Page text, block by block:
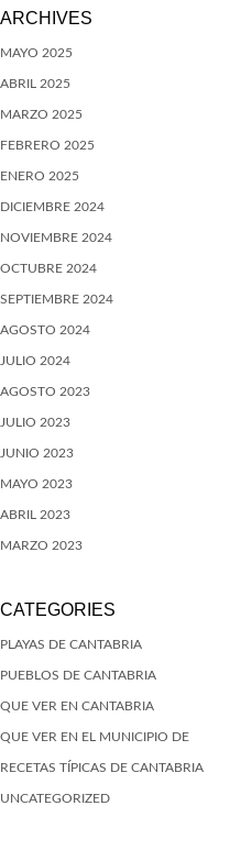
ARCHIVES
MAYO 2025
ABRIL 2025
MARZO 2025
FEBRERO 2025
ENERO 2025
DICIEMBRE 2024
NOVIEMBRE 2024
OCTUBRE 2024
SEPTIEMBRE 2024
AGOSTO 2024
JULIO 2024
AGOSTO 2023
JULIO 2023
JUNIO 2023
MAYO 2023
ABRIL 2023
MARZO 2023
CATEGORIES
PLAYAS DE CANTABRIA
PUEBLOS DE CANTABRIA
QUE VER EN CANTABRIA
QUE VER EN EL MUNICIPIO DE
RECETAS TÍPICAS DE CANTABRIA
UNCATEGORIZED